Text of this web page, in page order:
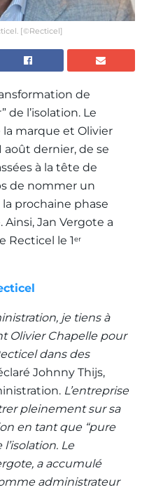
[©Recticel]
de
de l’isolation. Le
marque et Olivier
août dernier, de se
à la tête de
de nommer un
prochaine phase
Ainsi, Jan Vergote a
Recticel le 1er
je tiens à
Olivier Chapelle pour
dans des
Johnny Thijs,
L’entreprise
pleinement sur sa
en tant que “pure
Le
a accumulé
administrateur